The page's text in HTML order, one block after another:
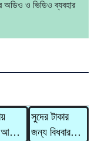
অডিও ও ভিডিও ব্যবহার
সুদের টাকার
জন্য বিধবার